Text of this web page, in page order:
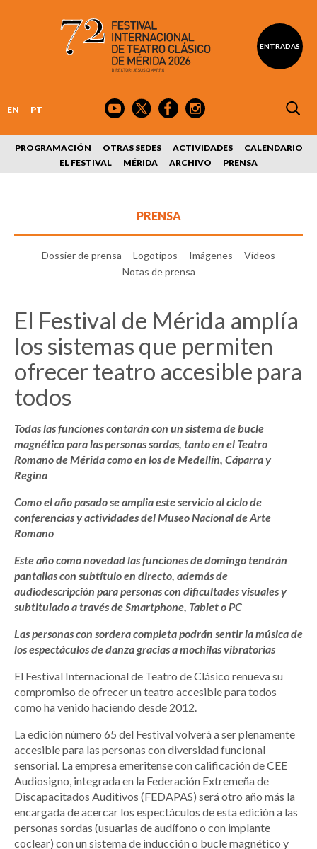
ENTRADAS
EN PT
PROGRAMACIÓN OTRAS SEDES ACTIVIDADES
CALENDARIO
EL FESTIVAL
MÉRIDA ARCHIVO PRENSA
PRENSA
Dossier de prensa Logotipos Imágenes
Vídeos
Notas de prensa
El Festival de Mérida amplía
los sistemas que permiten
ofrecer teatro accesible para
todos
Todas las funciones contarán con un sistema de bucle
magnético para las personas sordas, tanto en el Teatro
Romano de Mérida como en los de Medellín, Cáparra y
Regina
Como el año pasado se amplia este servicio al ciclo de
conferencias y actividades del Museo Nacional de Arte
Romano
Este año como novedad las funciones de domingo tendrán
pantallas con subtítulo en directo, además de
audiodescripción para personas con dificultades visuales y
subtitulado a través de Smartphone, Tablet o PC
Las personas con sordera completa podrán sentir la música de
los espectáculos de danza gracias a mochilas vibratorias
El Festival Internacional de Teatro de Clásico renueva su
compromiso de ofrecer un teatro accesible para todos
como ha venido haciendo desde 2012.
La edición número 65 del Festival volverá a ser plenamente
accesible para las personas con diversidad funcional
sensorial. La empresa emeritense con calificación de CEE
Audiosigno, integrada en la Federación Extremeña de
Discapacitados Auditivos (FEDAPAS) será otro año más la
encargada de acercar los espectáculos de esta edición a las
personas sordas (usuarias de audífono o con implante
coclear) con un sistema de inducción o bucle magnético y